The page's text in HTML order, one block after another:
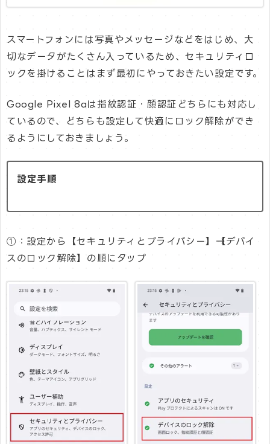
スマートフォンには写真やメッセージなどをはじめ、大
切なデータがたくさん入っているため、セキュリティロ
ックを掛けることはまず最初にやっておきたい設定です。
Google Pixel 8aは指紋認証・顔認証どちらにも対応し
ているので、どちらも設定して快適にロック解除ができ
るようにしておきましょう。
設定手順
①：設定から【セキュリティとプライバシー】→【デバイ
スのロック解除】の順にタップ